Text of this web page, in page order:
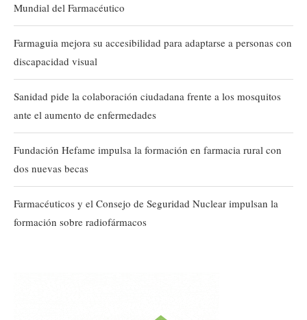
Mundial del Farmacéutico
Farmaguia mejora su accesibilidad para adaptarse a personas con
discapacidad visual
Sanidad pide la colaboración ciudadana frente a los mosquitos
ante el aumento de enfermedades
Fundación Hefame impulsa la formación en farmacia rural con
dos nuevas becas
Farmacéuticos y el Consejo de Seguridad Nuclear impulsan la
formación sobre radiofármacos